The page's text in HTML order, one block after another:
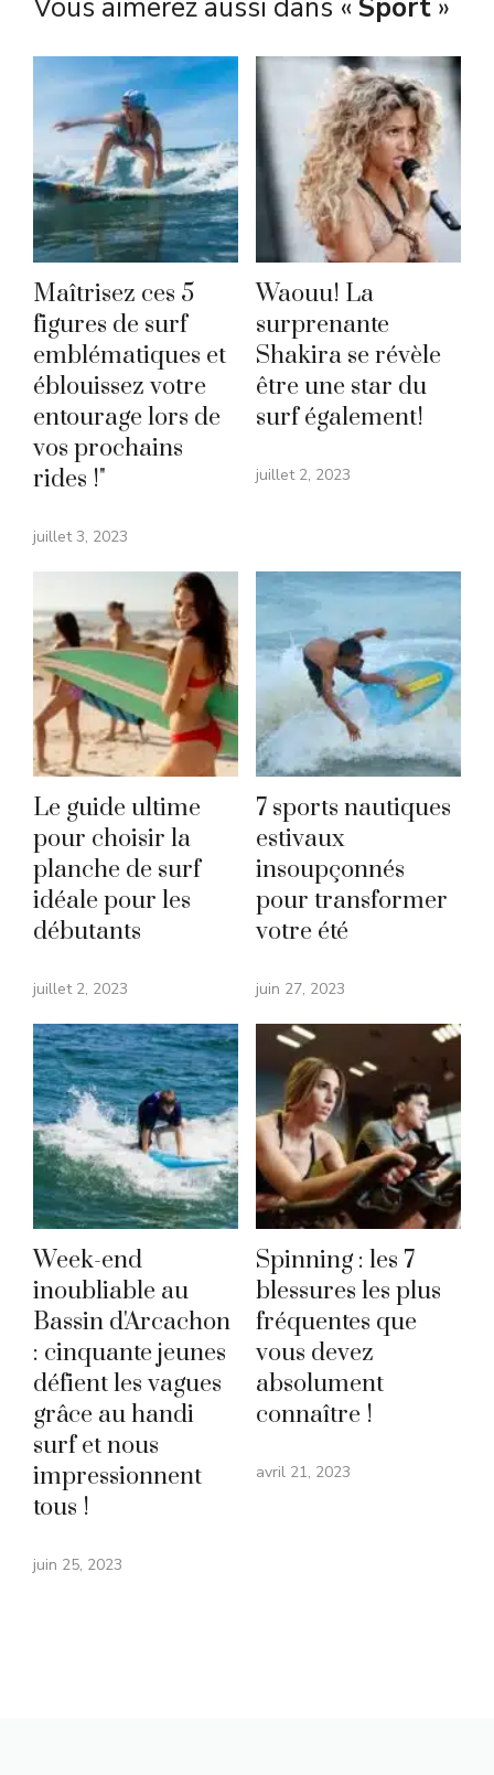
Vous aimerez aussi dans « Sport »
Maîtrisez ces 5
figures de surf
emblématiques et
éblouissez votre
entourage lors de
vos prochains
rides !"
juillet 3, 2023
Waouu! La
surprenante
Shakira se révèle
être une star du
surf également!
juillet 2, 2023
Le guide ultime
pour choisir la
planche de surf
idéale pour les
débutants
juillet 2, 2023
7 sports nautiques
estivaux
insoupçonnés
pour transformer
votre été
juin 27, 2023
Week-end
inoubliable au
Bassin d'Arcachon
: cinquante jeunes
défient les vagues
grâce au handi
surf et nous
impressionnent
tous !
juin 25, 2023
Spinning : les 7
blessures les plus
fréquentes que
vous devez
absolument
connaître !
avril 21, 2023